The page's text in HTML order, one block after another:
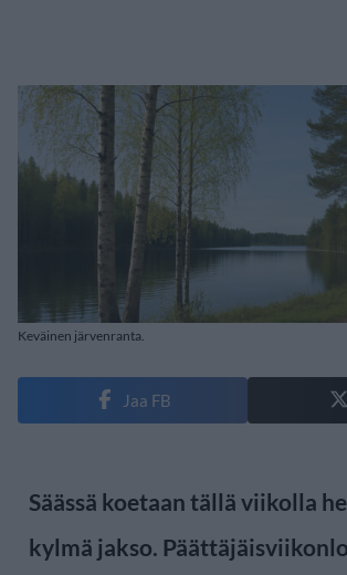
Keväinen järvenranta.
Jaa FB
Säässä koetaan tällä viikolla
kylmä jakso.